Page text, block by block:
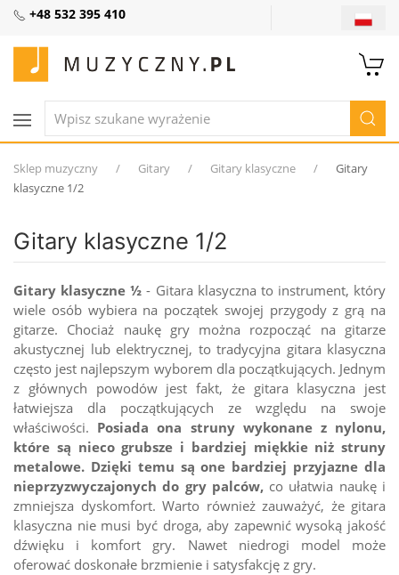
+48 532 395 410
Sklep muzyczny Gitary Gitary klasyczne
Gitary
klasyczne 1/2
Gitary klasyczne 1/2
Gitary klasyczne ½ - Gitara klasyczna to instrument, który
wiele osób wybiera na początek swojej przygody z grą na
gitarze. Chociaż naukę gry można rozpocząć na gitarze
akustycznej lub elektrycznej, to tradycyjna gitara klasyczna
często jest najlepszym wyborem dla początkujących. Jednym
z głównych powodów jest fakt, że gitara klasyczna jest
łatwiejsza dla początkujących ze względu na swoje
właściwości. Posiada ona struny wykonane z nylonu,
które są nieco grubsze i bardziej miękkie niż struny
metalowe. Dzięki temu są one bardziej przyjazne dla
nieprzyzwyczajonych do gry palców,co ułatwia naukę i
zmniejsza dyskomfort. Warto również zauważyć, że gitara
klasyczna nie musi być droga, aby zapewnić wysoką jakość
dźwięku i komfort gry. Nawet niedrogi model może
oferować doskonałe brzmienie i satysfakcję z gry.